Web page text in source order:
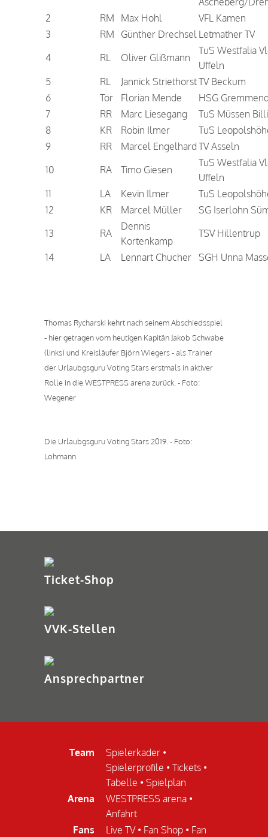
2
RM Max Hohl
VFL Kamen
3
RM Günther Drechsel Letmather TV
4
RL Oliver Glißmann
TuS Westfalia
Uffeln
5
RL Jannick StriethorstTV Beckum
6
Tor Florian Mende
HSG
7
RR Marc Liesegang
TuS Müssen
8
KR Robin Ilmer
TuS
9
RR Marcel Engelhard TV Asseln
10
RA Timo Giesen
TuS Westfalia
Uffeln
11
LA Kevin Ilmer
TuS
12
KR Marcel Müller
SG Iserlohn
13
RA
Dennis
Kortenkamp
TSV Hillentrup
14
LA Lennart Chucher SGH Unna
Thomas Rycharski kehrt nach seinem Abschiedsspiel
- hier getragen vom heutigen Kapitän Jakob Schwabe
(links) und Kreisläufer Björn Wiegers - als Trainer
der Urlaubgsguru Voting Stars erstmals in aktiver
Rolle in die WESTPRESS arena zurück. - Foto:
Wegener
Die Urlaubgsguru Voting Stars 2019. - Foto:
Lohmann
Ticket-Shop
VVK-Stellen
Ansprechpartner
Team Spielerkader •
Spielerprofile • Tickets •
Tabelle • Spielplan
Arena
WESTPRESS arena •
Anfahrt
Fans
Live TV• Fan Shop • Fan